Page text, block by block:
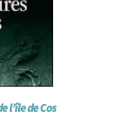
l’île de Cos